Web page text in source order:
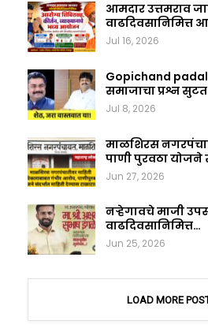
आमदार उत्तमराव
वाढदिवसानिमित्त
Jul 16, 2026
Gopichand
समाजाचा प्रश्न
Jul 8, 2026
माळशिरस
पाणी पुरवठा योजने
Jun 27, 2026
नऱ्हेगावचे माजी
वाढदिवसानिमित्त…
Jun 25, 2026
LOAD MORE